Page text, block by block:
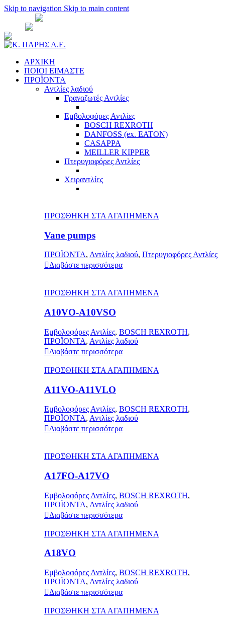
Skip to navigation Skip to main content
ΑΡΧΙΚΗ
ΠΟΙΟΙ ΕΙΜΑΣΤΕ
ΠΡΟΪΟΝΤΑ
Αντλίες λαδιού
Γραναζωτές Αντλίες
Εμβολοφόρες Αντλίες
BOSCH REXROTH
DANFOSS (ex. EATON)
CASAPPA
MEILLER KIPPER
Πτερυγιοφόρες Αντλίες
Χειραντλίες
ΠΡΟΣΘΗΚΗ ΣΤΑ ΑΓΑΠΗΜΕΝΑ
Vane pumps
ΠΡΟΪΟΝΤΑ, Αντλίες λαδιού, Πτερυγιοφόρες Αντλίες
Διαβάστε περισσότερα
ΠΡΟΣΘΗΚΗ ΣΤΑ ΑΓΑΠΗΜΕΝΑ
A10VO-A10VSO
Εμβολοφόρες Αντλίες, BOSCH REXROTH,
ΠΡΟΪΟΝΤΑ, Αντλίες λαδιού
Διαβάστε περισσότερα
ΠΡΟΣΘΗΚΗ ΣΤΑ ΑΓΑΠΗΜΕΝΑ
A11VO-A11VLO
Εμβολοφόρες Αντλίες, BOSCH REXROTH,
ΠΡΟΪΟΝΤΑ, Αντλίες λαδιού
Διαβάστε περισσότερα
ΠΡΟΣΘΗΚΗ ΣΤΑ ΑΓΑΠΗΜΕΝΑ
A17FO-A17VO
Εμβολοφόρες Αντλίες, BOSCH REXROTH,
ΠΡΟΪΟΝΤΑ, Αντλίες λαδιού
Διαβάστε περισσότερα
ΠΡΟΣΘΗΚΗ ΣΤΑ ΑΓΑΠΗΜΕΝΑ
A18VO
Εμβολοφόρες Αντλίες, BOSCH REXROTH,
ΠΡΟΪΟΝΤΑ, Αντλίες λαδιού
Διαβάστε περισσότερα
ΠΡΟΣΘΗΚΗ ΣΤΑ ΑΓΑΠΗΜΕΝΑ